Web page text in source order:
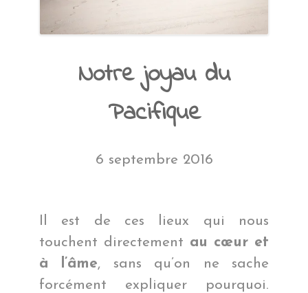
Notre joyau du
Pacifique
6 septembre 2016
Il est de ces lieux qui nous
touchent directement au cœur et
à l’âme, sans qu’on ne sache
forcément expliquer pourquoi.